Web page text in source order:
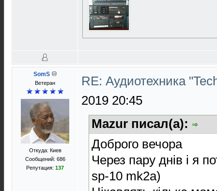
SomS
Ветеран
Откуда: Киев
Сообщений: 686
Репутация: 137
RE: Аудиотехника
2019 20:45
Mazur писал(а):
Доброго вечора
Через пару днів і я
sp-10 mk2a)